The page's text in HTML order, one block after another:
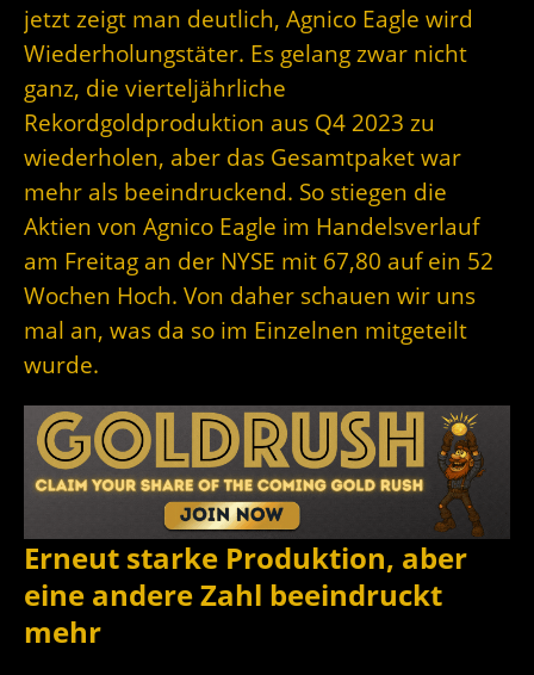
jetzt zeigt man deutlich, Agnico Eagle wird
Wiederholungstäter. Es gelang zwar nicht
ganz, die vierteljährliche
Rekordgoldproduktion aus Q4 2023 zu
wiederholen, aber das Gesamtpaket war
mehr als beeindruckend. So stiegen die
Aktien von Agnico Eagle im Handelsverlauf
am Freitag an der NYSE mit 67,80 auf ein 52
Wochen Hoch. Von daher schauen wir uns
mal an, was da so im Einzelnen mitgeteilt
wurde.
Erneut starke Produktion, aber
eine andere Zahl beeindruckt
mehr